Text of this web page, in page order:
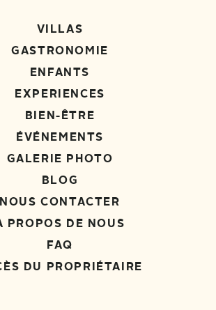
VILLAS
GASTRONOMIE
ENFANTS
EXPERIENCES
BIEN-ÊTRE
ÉVÉNEMENTS
GALERIE PHOTO
BLOG
NOUS CONTACTER
PROPOS DE NOUS
FAQ
DU PROPRIÉTAIRE